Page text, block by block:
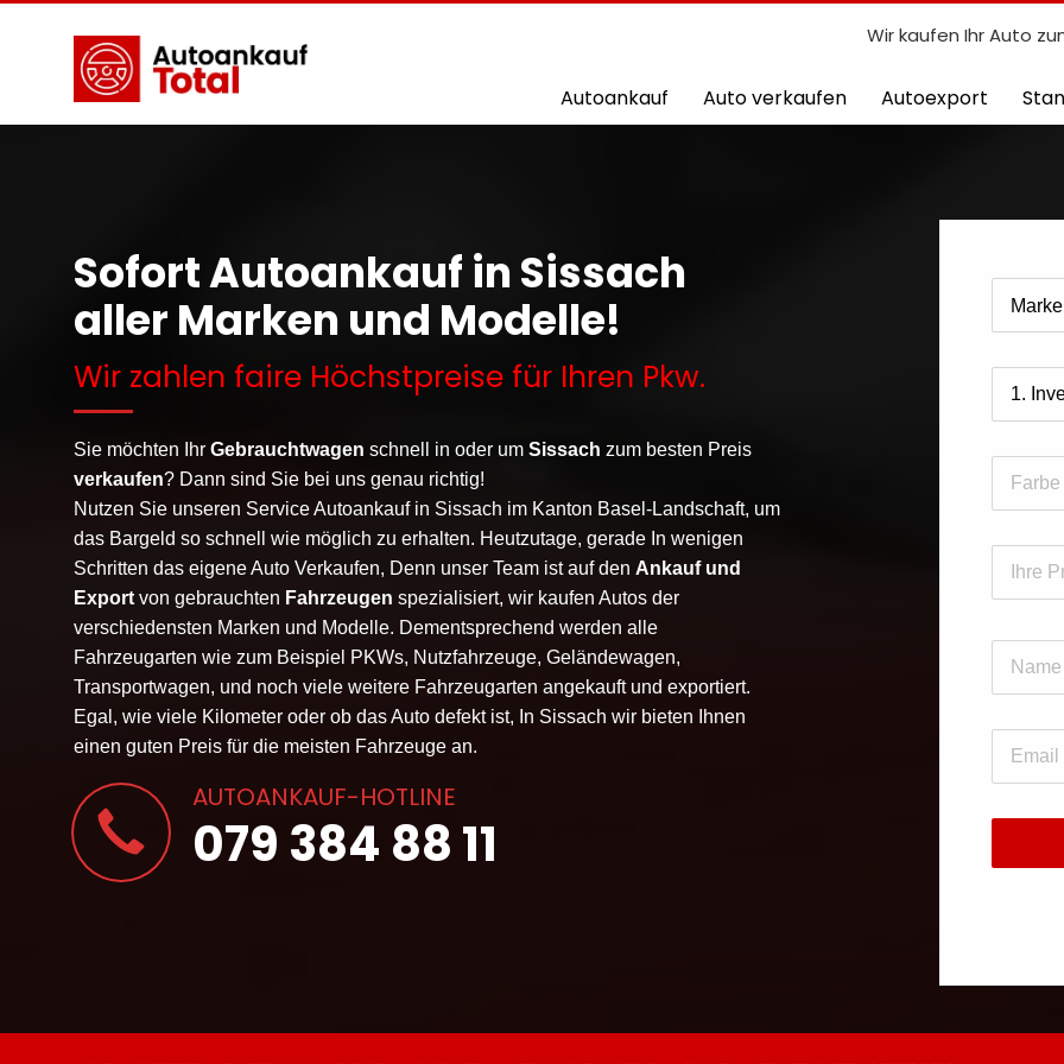
Wir kaufen Ihr Auto
Autoankauf Auto verkaufen Autoexport
Sofort Autoankauf in Sissach
aller Marken und Modelle!
Wir zahlen faire Höchstpreise für Ihren Pkw.
Sie möchten Ihr Gebrauchtwagen schnell in oder um Sissach zum besten Preis
verkaufen? Dann sind Sie bei uns genau richtig!
Nutzen Sie unseren Service Autoankauf in Sissach im Kanton Basel-Landschaft, um
das Bargeld so schnell wie möglich zu erhalten. Heutzutage, gerade In wenigen
Schritten das eigeneAuto Verkaufen, Denn unser Team ist auf den Ankauf und
Export von gebrauchten Fahrzeugen spezialisiert, wir kaufen Autos der
verschiedensten Marken und Modelle. Dementsprechend werden alle
Fahrzeugarten wie zum Beispiel PKWs, Nutzfahrzeuge, Geländewagen,
Transportwagen, und noch viele weitere Fahrzeugarten angekauft und exportiert.
Egal, wie viele Kilometer oder ob das Auto defekt ist, In Sissach wir bieten Ihnen
einen guten Preis für die meisten Fahrzeuge an.
AUTOANKAUF-HOTLINE
079 384 88 11